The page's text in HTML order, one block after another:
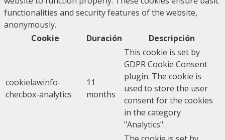
functionalities and security features of the website,
anonymously.
Cookie
Duración Descripción
cookielawinfo-
checbox-analytics
11
months
This cookie is set by
GDPR Cookie Consent
plugin. The cookie is
used to store the user
consent for the cookies
in the category
"Analytics".